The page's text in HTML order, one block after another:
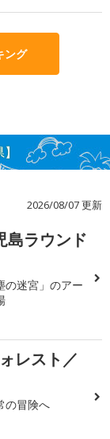
ング
2026/08/07 更新
島ラウンド
の迷宮」のアー
レスト／
の冒険へ